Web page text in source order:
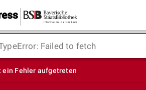
Failed to fetch
ein Fehler aufgetreten